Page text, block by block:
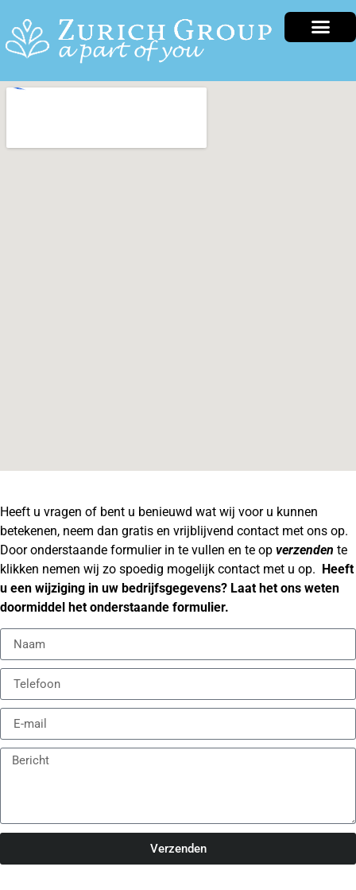
Heeft u vragen of bent u benieuwd wat wij voor u kunnen
betekenen, neem dan gratis en vrijblijvend contact met ons op.
Door onderstaande formulier in te vullen en te op verzenden te
klikken nemen wij zo spoedig mogelijk contact met u op. Heeft
u een wijziging in uw bedrijfsgegevens? Laat het ons weten
doormiddel het onderstaande formulier.
Verzenden